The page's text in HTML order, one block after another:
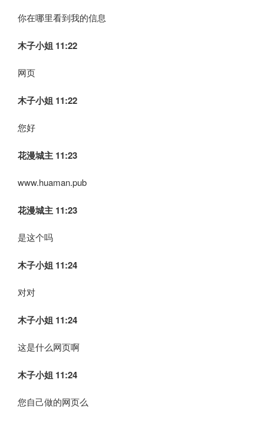
你在哪里看到我的信息
木子小姐 11:22
网页
木子小姐 11:22
您好
花漫城主 11:23
www.huaman.pub
花漫城主 11:23
是这个吗
木子小姐 11:24
对对
木子小姐 11:24
这是什么网页啊
木子小姐 11:24
您自己做的网页么